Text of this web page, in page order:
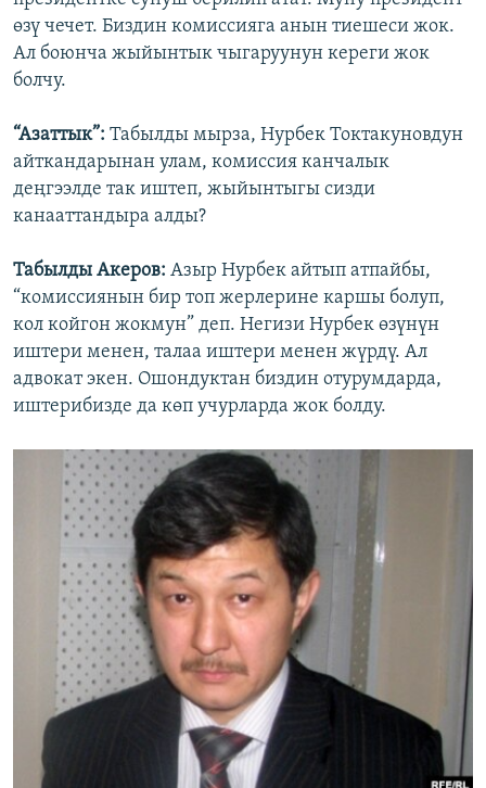
өзү чечет. Биздин комиссияга анын тиешеси жок.
Ал боюнча жыйынтык чыгаруунун кереги жок
болчу.
“Азаттык”: Табылды мырза, Нурбек Токтакуновдун
айткандарынан улам, комиссия канчалык
деңгээлде так иштеп, жыйынтыгы сизди
канааттандыра алды?
Табылды Акеров: Азыр Нурбек айтып атпайбы,
“комиссиянын бир топ жерлерине каршы болуп,
кол койгон жокмун” деп. Негизи Нурбек өзүнүн
иштери менен, талаа иштери менен жүрдү. Ал
адвокат экен. Ошондуктан биздин отурумдарда,
иштерибизде да көп учурларда жок болду.